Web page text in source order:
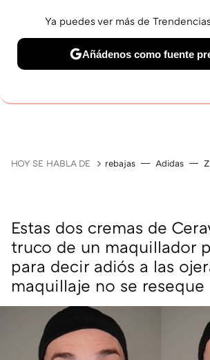
HOY SE HABLA DE rebajas Adidas
Estas dos cremas de
truco de un maquillador
para decir adiós a las
maquillaje no se reseque
Ya puedes ver más de
Añádenos como fuente